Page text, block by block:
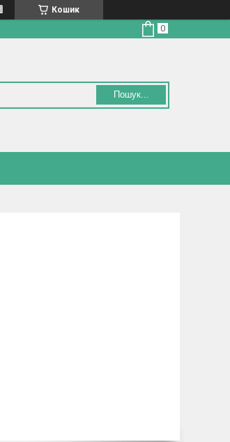
Кошик
Пошук...